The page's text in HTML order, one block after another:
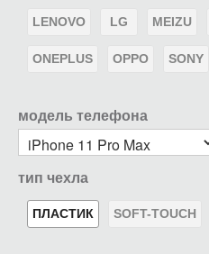
LENOVO LG MEIZU
ONEPLUS OPPO SONY
модель телефона
тип чехла
ПЛАСТИК SOFT-TOUCH